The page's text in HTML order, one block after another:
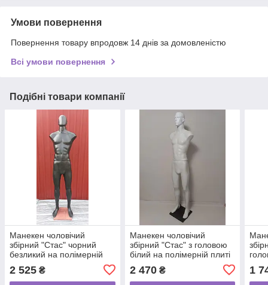
Умови повернення
Повернення товару впродовж 14 днів за домовленістю
Всі умови повернення
Подібні товари компанії
Манекен чоловічий
збірний "Стас" чорний
безликий на полімерній
2 525 ₴
Манекен чоловічий
збірний "Стас" з головою
білий на полімерній плиті
2 470₴ 1